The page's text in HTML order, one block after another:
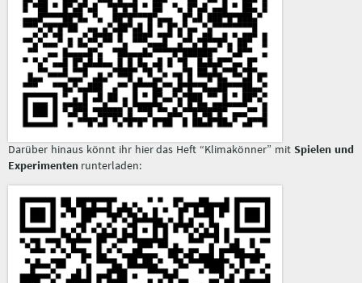
Darüber hinaus könnt ihr hier das Heft “Klimakönner” mitSpielen und
Experimenten runterladen: